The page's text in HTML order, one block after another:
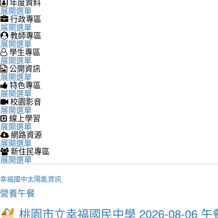
展開選單
行政專區
展開選單
教師專區
展開選單
學生專區
展開選單
公開資訊
展開選單
特色專區
展開選單
校園影音
展開選單
線上學習
展開選單
網路資源
展開選單
新住民專區
展開選單
幸福國中太陽能資訊
營養午餐
桃園市立幸福國民中學 2026-08-06 午